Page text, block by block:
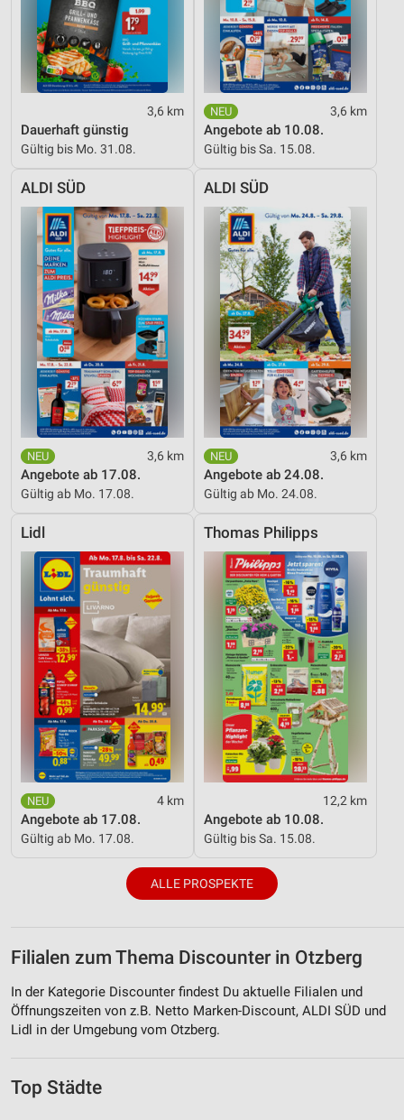
3,6 km
Dauerhaft günstig
Gültig bis Mo. 31.08.
3,6 km
Angebote ab 10.08.
Gültig bis Sa. 15.08.
ALDI SÜD
3,6 km
Angebote ab 17.08.
Gültig ab Mo. 17.08.
ALDI SÜD
3,6 km
Angebote ab 24.08.
Gültig ab Mo. 24.08.
Lidl
4 km
Angebote ab 17.08.
Gültig ab Mo. 17.08.
Thomas Philipps
12,2 km
Angebote ab 10.08.
Gültig bis Sa. 15.08.
ALLE PROSPEKTE
Filialen zum Thema Discounter in Otzberg
In der Kategorie Discounter findest Du aktuelle Filialen und
Öffnungszeiten von z.B. Netto Marken-Discount, ALDI SÜD und
Lidl in der Umgebung vom Otzberg.
Top Städte